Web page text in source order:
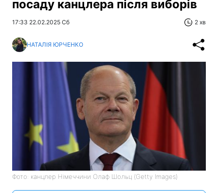
посаду канцлера після виборів
17:33 22.02.2025 Сб 2 хв
НАТАЛІЯ ЮРЧЕНКО
Фото: канцлер Німеччини Олаф Шольц (Getty Images)